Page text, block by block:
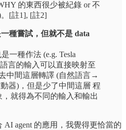
的東西很少被紀錄 or 不
[註1], [註2]
種嘗試，但就不是 data
一種作法 (e.g. Tesla
言的輸入可以直接映射至
中間這層轉譯 (自然語言→
器)，但是少了中間這層 程
就得為不同的輸入和輸出
AI agent 的應用，我覺得更恰當的